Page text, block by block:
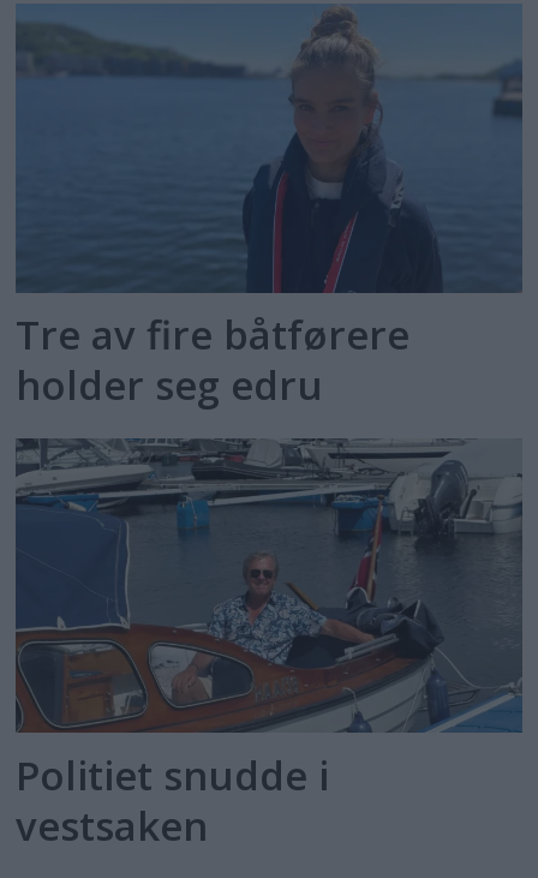
Tre av fire båtførere
holder seg edru
Politiet snudde i
vestsaken